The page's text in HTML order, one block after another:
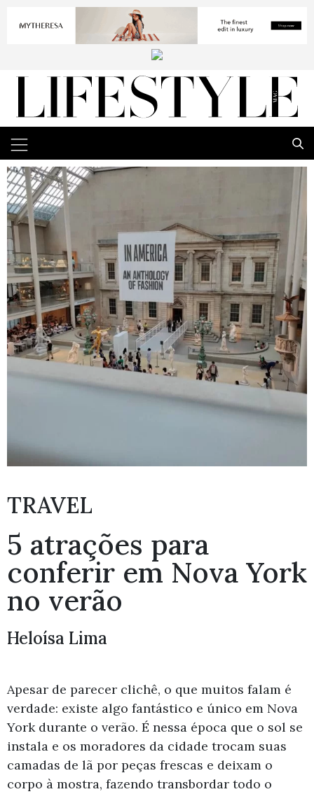
TRAVEL
5 atrações para
conferir em Nova York
no verão
Heloísa Lima
Apesar de parecer clichê, o que muitos falam é
verdade: existe algo fantástico e único em Nova
York durante o verão. É nessa época que o sol se
instala e os moradores da cidade trocam suas
camadas de lã por peças frescas e deixam o
corpo à mostra, fazendo transbordar todo o